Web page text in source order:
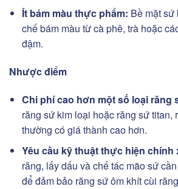
Ít bám màu thực phẩm: Bề mặt sứ
chế bám màu từ cà phê, trà hoặc
đậm.
Nhược điểm
Chi phí cao hơn một số loại răng
răng sứ kim loại hoặc răng sứ titan,
thường có giá thành cao hơn.
Yêu cầu kỹ thuật thực hiện chính
răng, lấy dấu và chế tác mão sứ
để đảm bảo răng sứ ôm khít cùi